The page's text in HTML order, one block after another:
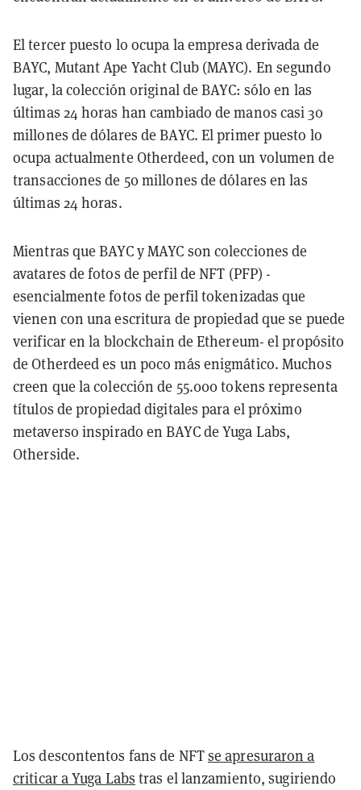
El tercer puesto lo ocupa la empresa derivada de
BAYC, Mutant Ape Yacht Club (MAYC). En segundo
lugar, la colección original de BAYC: sólo en las
últimas 24 horas han cambiado de manos casi 30
millones de dólares de BAYC. El primer puesto lo
ocupa actualmente Otherdeed, con un volumen de
transacciones de 50 millones de dólares en las
últimas 24 horas.
Mientras que BAYC y MAYC son colecciones de
avatares de fotos de perfil de NFT (PFP) -
esencialmente fotos de perfil tokenizadas que
vienen con una escritura de propiedad que se puede
verificar en la blockchain de Ethereum- el propósito
de Otherdeed es un poco más enigmático. Muchos
creen que la colección de 55.000 tokens representa
títulos de propiedad digitales para el próximo
metaverso inspirado en BAYC de Yuga Labs,
Otherside.
Los descontentos fans de NFTse apresuraron a
criticar a Yuga Labs tras el lanzamiento, sugiriendo